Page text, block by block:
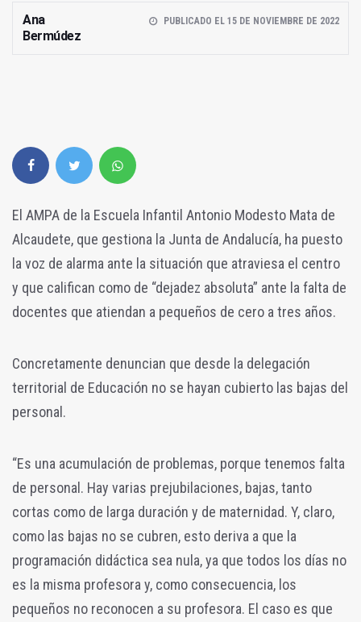
Ana
Bermúdez
PUBLICADO EL 15 DE NOVIEMBRE DE 2022
El AMPA de la Escuela Infantil Antonio Modesto Mata de
Alcaudete, que gestiona la Junta de Andalucía, ha puesto
la voz de alarma ante la situación que atraviesa el centro
y que califican como de “dejadez absoluta” ante la falta de
docentes que atiendan a pequeños de cero a tres años.
Concretamente denuncian que desde la delegación
territorial de Educación no se hayan cubierto las bajas del
personal.
“Es una acumulación de problemas, porque tenemos falta
de personal. Hay varias prejubilaciones, bajas, tanto
cortas como de larga duración y de maternidad. Y, claro,
como las bajas no se cubren, esto deriva a que la
programación didáctica sea nula, ya que todos los días no
es la misma profesora y, como consecuencia, los
pequeños no reconocen a su profesora. El caso es que